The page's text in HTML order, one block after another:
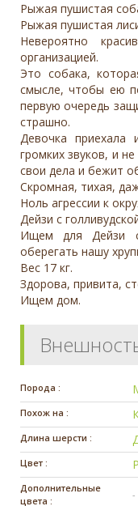
Рыжая пушистая
Рыжая пушистая
Невероятно
организацией.
Это собака,
смысле, чтобы ею
первую очередь
страшно.
Девочка приехала
громких звуков, и
свои дела и бежит
Скромная, тихая,
Ноль агрессии к
Дейзи с
Ищем для Дейзи
оберегать нашу
Вес 17 кг.
Здорова, привита,
Ищем дом.
Порода :
Похож на :
Длина шерсти :
Цвет :
Дополнительные
цвета :
-